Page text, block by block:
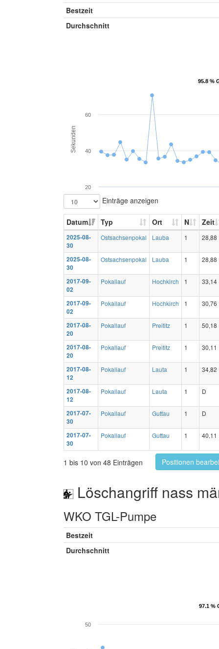
Bestzeit
Durchschnitt
95.8 %
95.8 %
Sekunden
20
40
60
Einträge anzeigen
Datum Typ Ort N Zeit
2025-08-
30
Ostsachsenpokal Lauba 1 28,88
2025-08-
30
Ostsachsenpokal Lauba 1 28,88
2017-09-
02
Pokallauf Hochkirch 1 33,14
2017-09-
02
Pokallauf Hochkirch 1 30,76
2017-08-
20
Pokallauf Preititz 1 50,18
2017-08-
20
Pokallauf Preititz 1 30,11
2017-08-
12
Pokallauf Lauta 1 34,82
2017-08-
12
Pokallauf Lauta 1 D
2017-07-
30
Pokallauf Guttau 1 D
2017-07-
30
Pokallauf Guttau 1 40,11
1 bis 10 von 48 Einträgen Positionen
Löschangriff nass
WKO TGL-Pumpe
Bestzeit
Durchschnitt
97.1 %
97.1 %
50